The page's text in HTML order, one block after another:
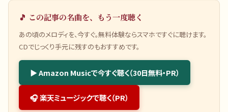
🎵 この記事の名曲を、もう一度聴く
あの頃のメロディを、今すぐ。無料体験ならスマホですぐに聴けます。
CDでじっくり手元に残すのもおすすめです。
▶ Amazon Musicで今すぐ聴く（30日無料・PR）
🎧 楽天ミュージックで聴く（PR）